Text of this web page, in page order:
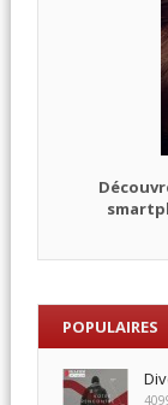
POPULAIRES